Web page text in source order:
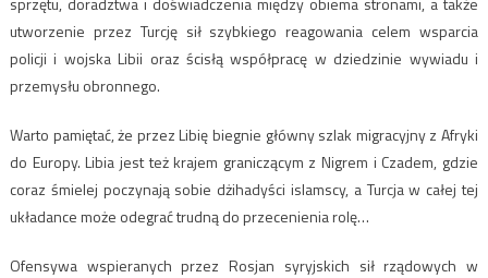
utworzenie przez Turcję sił szybkiego reagowania celem wsparcia
policji i wojska Libii oraz ścisłą współpracę w dziedzinie wywiadu i
przemysłu obronnego.
Warto pamiętać, że przez Libię biegnie główny szlak migracyjny z Afryki
do Europy. Libia jest też krajem graniczącym z Nigrem i Czadem, gdzie
coraz śmielej poczynają sobie dżihadyści islamscy, a Turcja w całej tej
układance może odegrać trudną do przecenienia rolę…
Ofensywa wspieranych przez Rosjan syryjskich sił rządowych w